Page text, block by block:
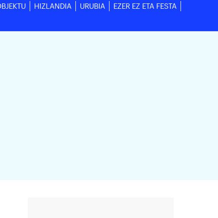
HIZLANDIA URUBIA EZER EZ ETA FESTA